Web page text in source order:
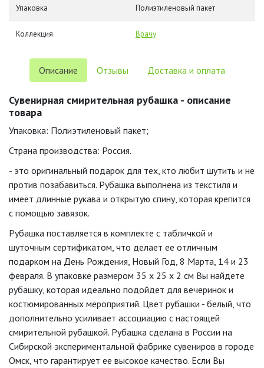
Упаковка Полиэтиленовый пакет
Коллекция Врачу
Описание Отзывы Доставка и оплата
Сувенирная смирительная рубашка - описание
товара
Упаковка: Полиэтиленовый пакет;
Страна производства: Россия.
- это оригинальный подарок для тех, кто любит шутить и не
против позабавиться. Рубашка выполнена из текстиля и
имеет длинные рукава и открытую спину, которая крепится
с помощью завязок.
Рубашка поставляется в комплекте с табличкой и
шуточным сертификатом, что делает ее отличным
подарком на День Рождения, Новый Год, 8 Марта, 14 и 23
февраля. В упаковке размером 35 х 25 х 2 см Вы найдете
рубашку, которая идеально подойдет для вечеринок и
костюмированных мероприятий. Цвет рубашки - белый, что
дополнительно усиливает ассоциацию с настоящей
смирительной рубашкой. Рубашка сделана в России на
Сибирской экспериментальной фабрике сувениров в городе
Омск, что гарантирует ее высокое качество. Если Вы